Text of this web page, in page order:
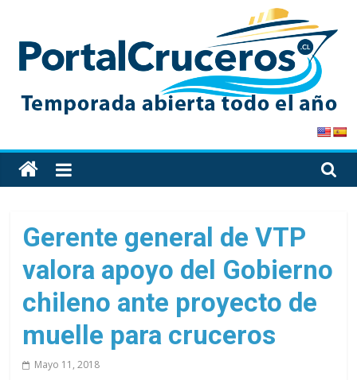
content
PortalCruceros
Toda
la
cruceros
en
solo
Gerente general de VTP
valora apoyo del Gobierno
chileno ante proyecto de
muelle para cruceros
Mayo 11, 2018